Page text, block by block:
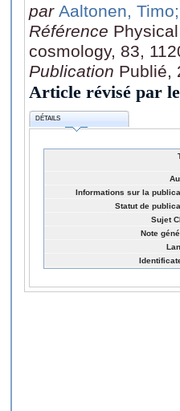
par Aaltonen, Timo
Référence
cosmology, 83,
Publication Publié,
Article révisé par
DÉTAILS
Informations sur la
Statut de
Sujet
Note